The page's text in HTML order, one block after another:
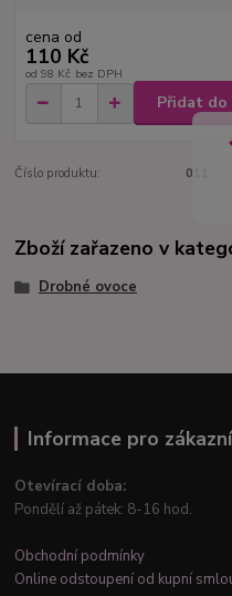
cena od
110 Kč
od 98 Kč bez DPH
Přidat do
Číslo produktu: 011
Zboží zařazeno v
Drobné ovoce
Informace pro
Otevírací doba:
Pondělí až pátek: 8-16 hod.
Obchodní podmínky
Online odstoupení od kupní